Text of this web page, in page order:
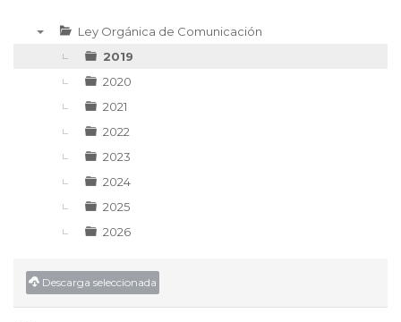
Ley Orgánica de Comunicación
2019
2020
2021
2022
2023
2024
2025
2026
Descarga seleccionada